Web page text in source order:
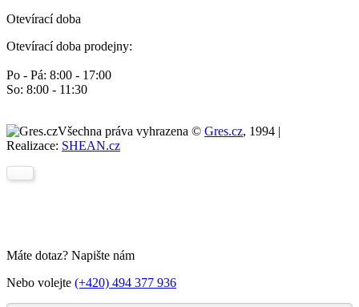
Otevírací doba
Otevírací doba prodejny:
Po - Pá: 8:00 - 17:00
So: 8:00 - 11:30
Všechna práva vyhrazena © Gres.cz, 1994 |
Realizace: SHEAN.cz
Máte dotaz? Napište nám
Nebo volejte (+420) 494 377 936